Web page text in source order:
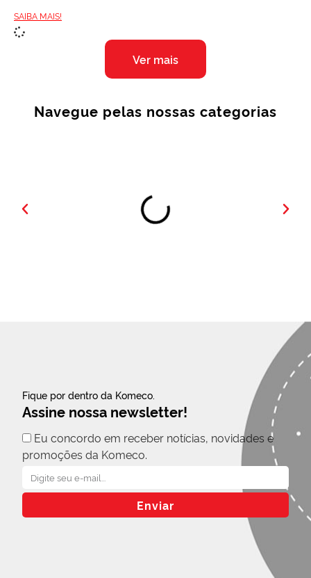
SAIBA MAIS!
Ver mais
Navegue pelas nossas categorias
Fique por dentro da Komeco.
Assine nossa newsletter!
Eu concordo em receber notícias, novidades e
promoções da Komeco.
Enviar